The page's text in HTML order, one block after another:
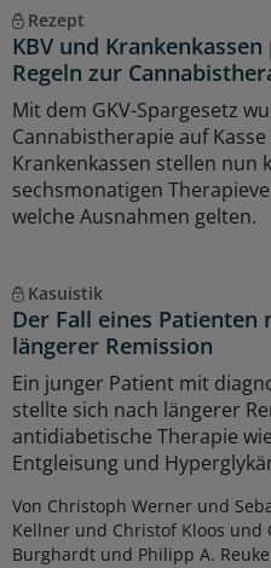
Rezept
KBV und
Regeln zur
Mit dem GKV-Spargesetz
Cannabistherapie auf
Krankenkassen stellen nun
sechsmonatigen
welche Ausnahmen gelten.
Kasuistik
Der Fall eines Patienten
längerer Remission
Ein junger Patient mit
stellte sich nach längerer
antidiabetische Therapie
Entgleisung und
Von Christoph Werner und
Kellner und Christof Kloos
Burghardt und Philipp A.